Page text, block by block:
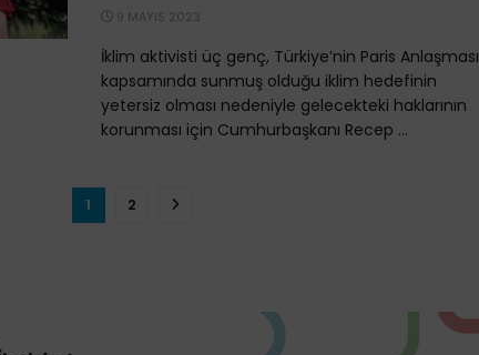
9 MAYIS 2023
İklim aktivisti üç genç, Türkiye’nin Paris Anlaşması
kapsamında sunmuş olduğu iklim hedefinin
yetersiz olması nedeniyle gelecekteki haklarının
korunması için Cumhurbaşkanı Recep ...
1 2